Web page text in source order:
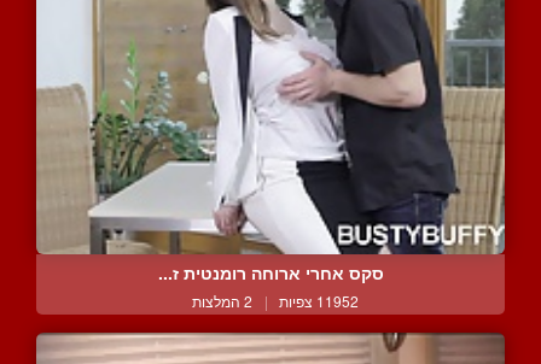
סקס אחרי ארוחה רומנטית ז...
11952 צפיות | 2 המלצות